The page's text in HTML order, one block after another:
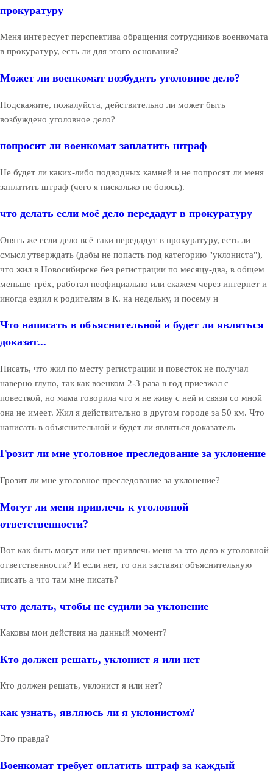
прокуратуру
Меня интересует перспектива обращения сотрудников военкомата
в прокуратуру, есть ли для этого основания?
Может ли военкомат возбудить уголовное дело?
Подскажите, пожалуйста, действительно ли может быть
возбуждено уголовное дело?
попросит ли военкомат заплатить штраф
Не будет ли каких-либо подводных камней и не попросят ли меня
заплатить штраф (чего я нисколько не боюсь).
что делать если моё дело передадут в прокуратуру
Опять же если дело всё таки передадут в прокуратуру, есть ли
смысл утверждать (дабы не попасть под категорию "уклониста"),
что жил в Новосибирске без регистрации по месяцу-два, в общем
меньше трёх, работал неофициально или скажем через интернет и
иногда ездил к родителям в К. на недельку, и посему н
Что написать в объяснительной и будет ли являться
доказат...
Писать, что жил по месту регистрации и повесток не получал
наверно глупо, так как военком 2-3 раза в год приезжал с
повесткой, но мама говорила что я не живу с ней и связи со мной
она не имеет. Жил я действительно в другом городе за 50 км. Что
написать в объяснительной и будет ли являться доказатель
Грозит ли мне уголовное преследование за уклонение
Грозит ли мне уголовное преследование за уклонение?
Могут ли меня привлечь к уголовной
ответственности?
Вот как быть могут или нет привлечь меня за это дело к уголовной
ответственности? И если нет, то они заставят объяснительную
писать а что там мне писать?
что делать, чтобы не судили за уклонение
Каковы мои действия на данный момент?
Кто должен решать, уклонист я или нет
Кто должен решать, уклонист я или нет?
как узнать, являюсь ли я уклонистом?
Это правда?
Военкомат требует оплатить штраф за каждый